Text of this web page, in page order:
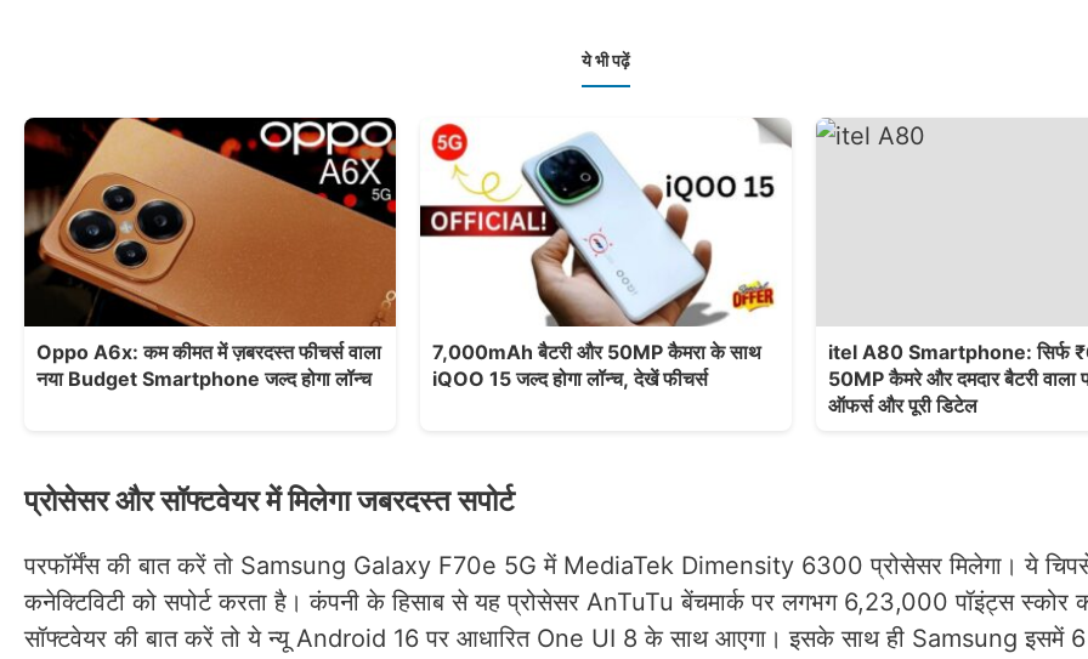
ये भी पढ़ें
Oppo A6x: कम कीमत में ज़बरदस्त फीचर्स वाला
नया Budget Smartphone जल्द होगा लॉन्च
7,000mAh बैटरी और 50MP कैमरा के साथ
iQOO 15 जल्द होगा लॉन्च, देखें फीचर्स
itel A80 Smartphone: सिर्फ
50MP कैमरे और दमदार बैटरी वाला
ऑफर्स और पूरी डिटेल
प्रोसेसर और सॉफ्टवेयर में मिलेगा जबरदस्त सपोर्ट
परफॉर्मेंस की बात करें तो Samsung Galaxy F70e 5G में MediaTek Dimensity 6300 प्रोसेसर मिलेगा। ये
कनेक्टिविटी को सपोर्ट करता है। कंपनी के हिसाब से यह प्रोसेसर AnTuTu बेंचमार्क पर लगभग 6,23,000 पॉइंट्स स्कोर
सॉफ्टवेयर की बात करें तो ये न्यू Android 16 पर आधारित One UI 8 के साथ आएगा। इसके साथ ही Samsung इसमें